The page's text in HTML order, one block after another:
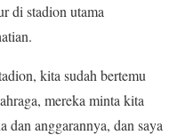
di stadion utama
kita sudah bertemu
mereka minta kita
dan anggarannya, dan saya